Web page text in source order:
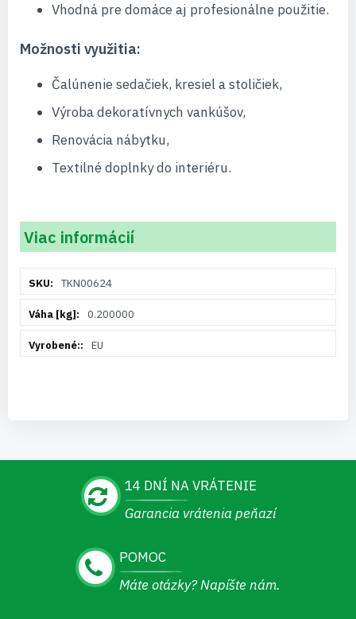
Vhodná pre domáce aj profesionálne použitie.
Možnosti využitia:
Čalúnenie sedačiek, kresiel a stoličiek,
Výroba dekoratívnych vankúšov,
Renovácia nábytku,
Textilné doplnky do interiéru.
Viac informácií
informáciíTKN00624
0.200000
EU
14 DNÍ NA VRÁTENIE
Garancia vrátenia peňazí
POMOC
Máte otázky? Napíšte nám.